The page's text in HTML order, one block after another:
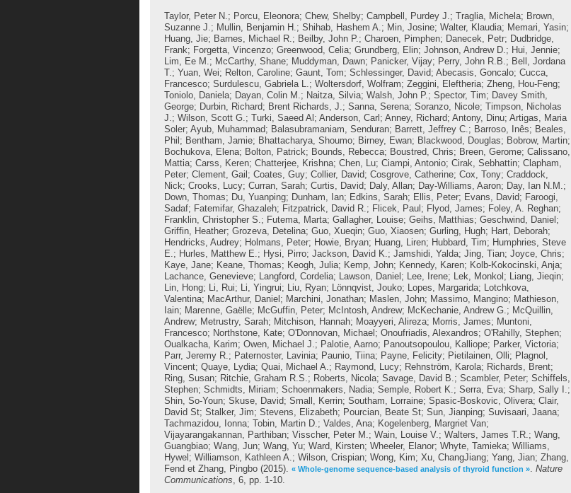
Taylor, Peter N.; Porcu, Eleonora; Chew, Shelby; Campbell, Purdey J.; Traglia, Michela; Brown,
Suzanne J.; Mullin, Benjamin H.; Shihab, Hashem A.; Min, Josine; Walter, Klaudia; Memari, Yasin;
Huang, Jie; Barnes, Michael R.; Beilby, John P.; Charoen, Pimphen; Danecek, Petr; Dudbridge,
Frank; Forgetta, Vincenzo; Greenwood, Celia; Grundberg, Elin; Johnson, Andrew D.; Hui, Jennie;
Lim, Ee M.; McCarthy, Shane; Muddyman, Dawn; Panicker, Vijay; Perry, John R.B.; Bell, Jordana
T.; Yuan, Wei; Relton, Caroline; Gaunt, Tom; Schlessinger, David; Abecasis, Goncalo; Cucca,
Francesco; Surdulescu, Gabriela L.; Woltersdorf, Wolfram; Zeggini, Eleftheria; Zheng, Hou-Feng;
Toniolo, Daniela; Dayan, Colin M.; Naitza, Silvia; Walsh, John P.; Spector, Tim; Davey Smith,
George; Durbin, Richard; Brent Richards, J.; Sanna, Serena; Soranzo, Nicole; Timpson, Nicholas
J.; Wilson, Scott G.; Turki, Saeed Al ; Anderson, Carl ; Anney, Richard; Antony, Dinu; Artigas, Maria
Soler; Ayub, Muhammad; Balasubramaniam, Senduran; Barrett, Jeffrey C.; Barroso, Inês; Beales,
Phil ; Bentham, Jamie; Bhattacharya, Shoumo; Birney, Ewan; Blackwood, Douglas; Bobrow, Martin;
Bochukova, Elena; Bolton, Patrick; Bounds, Rebecca; Boustred, Chris; Breen, Gerome; Calissano,
Mattia; Carss, Keren; Chatterjee, Krishna; Chen, Lu; Ciampi, Antonio; Cirak, Sebhattin; Clapham,
Peter; Clement, Gail ; Coates, Guy; Collier, David; Cosgrove, Catherine; Cox, Tony; Craddock,
Nick; Crooks, Lucy; Curran, Sarah; Curtis, David; Daly, Allan; Day-Williams, Aaron; Day, Ian N.M.;
Down, Thomas; Du, Yuanping; Dunham, Ian; Edkins, Sarah; Ellis, Peter; Evans, David; Faroogi,
Sadaf; Fatemifar, Ghazaleh; Fitzpatrick, David R.; Flicek, Paul ; Flyod, James; Foley, A. Reghan;
Franklin, Christopher S.; Futema, Marta; Gallagher, Louise; Geihs, Matthias; Geschwind, Daniel ;
Griffin, Heather; Grozeva, Detelina; Guo, Xueqin; Guo, Xiaosen; Gurling, Hugh; Hart, Deborah;
Hendricks, Audrey; Holmans, Peter; Howie, Bryan; Huang, Liren; Hubbard, Tim; Humphries, Steve
E.; Hurles, Matthew E.; Hysi, Pirro; Jackson, David K.; Jamshidi, Yalda; Jing, Tian; Joyce, Chris;
Kaye, Jane; Keane, Thomas; Keogh, Julia; Kemp, John; Kennedy, Karen; Kolb-Kokocinski, Anja;
Lachance, Genevieve; Langford, Cordelia; Lawson, Daniel ; Lee, Irene; Lek, Monkol ; Liang, Jieqin;
Lin, Hong; Li, Rui; Li, Yingrui; Liu, Ryan; Lönnqvist, Jouko; Lopes, Margarida; Lotchkova,
Valentina; MacArthur, Daniel ; Marchini, Jonathan; Maslen, John; Massimo, Mangino; Mathieson,
Iain; Marenne, Gaëlle; McGuffin, Peter; McIntosh, Andrew; McKechanie, Andrew G.; McQuillin,
Andrew; Metrustry, Sarah; Mitchison, Hannah; Moayyeri, Alireza; Morris, James; Muntoni,
Francesco; Northstone, Kate; O'Donnovan, Michael ; Onoufriadis, Alexandros; O'Rahilly, Stephen;
Oualkacha, Karim; Owen, Michael J.; Palotie, Aarno; Panoutsopoulou, Kalliope; Parker, Victoria;
Parr, Jeremy R.; Paternoster, Lavinia; Paunio, Tiina; Payne, Felicity; Pietilainen, Olli; Plagnol,
Vincent; Quaye, Lydia; Quai, Michael A.; Raymond, Lucy; Rehnström, Karola; Richards, Brent;
Ring, Susan; Ritchie, Graham R.S.; Roberts, Nicola; Savage, David B.; Scambler, Peter; Schiffels,
Stephen; Schmidts, Miriam; Schoenmakers, Nadia; Semple, Robert K.; Serra, Eva; Sharp, Sally I.;
Shin, So-Youn; Skuse, David; Small, Kerrin; Southam, Lorraine; Spasic-Boskovic, Olivera; Clair,
David St; Stalker, Jim; Stevens, Elizabeth; Pourcian, Beate St; Sun, Jianping; Suvisaari, Jaana;
Tachmazidou, Ionna; Tobin, Martin D.; Valdes, Ana; Kogelenberg, Margriet Van;
Vijayarangakannan, Parthiban; Visscher, Peter M.; Wain, Louise V.; Walters, James T.R.; Wang,
Guangbiao; Wang, Jun; Wang, Yu; Ward, Kirsten; Wheeler, Elanor; Whyte, Tamieka; Williams,
Hywel ; Williamson, Kathleen A.; Wilson, Crispian; Wong, Kim; Xu, ChangJiang; Yang, Jian; Zhang,
Fend et Zhang, Pingbo (2015). « Whole-genome sequence-based analysis of thyroid function ». Nature
Communications, 6, pp. 1-10.